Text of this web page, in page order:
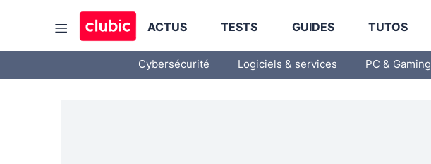
ACTUS TESTS GUIDES TUTOS
Cybersécurité Logiciels & services PC & Gaming